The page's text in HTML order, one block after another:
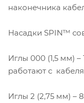
наконечника
Насадки SPIN™
Иглы 000 (1,5 мм)
работают с
Иглы 2 (2,75 мм) –